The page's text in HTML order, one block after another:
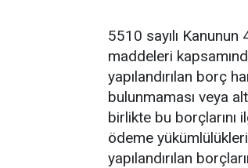
5510 sayılı
maddeleri
yapılandırılan borç
bulunmaması veya
birlikte bu borçlarını
ödeme
yapılandırılan